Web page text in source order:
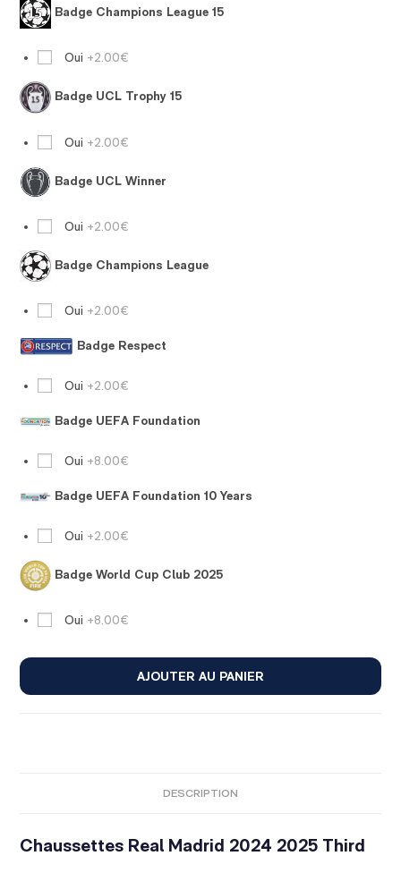
Badge Champions League 15
Oui +2.00€
Badge UCL Trophy 15
Oui +2.00€
Badge UCL Winner
Oui +2.00€
Badge Champions League
Oui +2.00€
Badge Respect
Oui +2.00€
Badge UEFA Foundation
Oui +8.00€
Badge UEFA Foundation 10 Years
Oui +2.00€
Badge World Cup Club 2025
Oui +8.00€
AJOUTER AU PANIER
DESCRIPTION
Chaussettes Real Madrid 2024 2025 Third